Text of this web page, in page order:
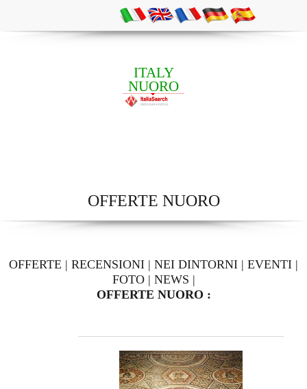
ITALY
NUORO
OFFERTE NUORO
OFFERTE | RECENSIONI | NEI DINTORNI | EVENTI |
FOTO| NEWS |
OFFERTE NUORO :